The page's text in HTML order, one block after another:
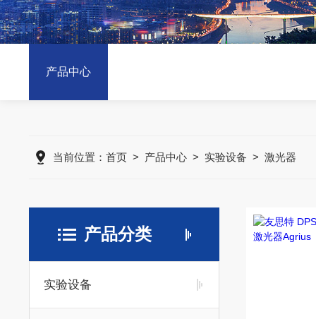
产品中心
当前位置： 首页> 产品中心> 实验设备 > 激光器
产品分类
实验设备